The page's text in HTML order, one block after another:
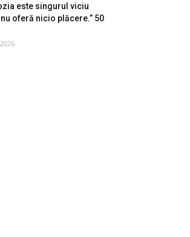
este singurul viciu
oferă nicio plăcere.” 50